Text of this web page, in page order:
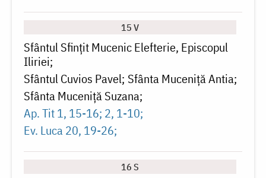
15 V
Sfântul Sfințit Mucenic Elefterie, Episcopul
Iliriei
Sfântul Cuvios Pavel Sfânta Muceniță Antia
Sfânta Muceniță Suzana
Ap. Tit 1, 15-16; 2, 1-10
Ev. Luca 20, 19-26
16 S